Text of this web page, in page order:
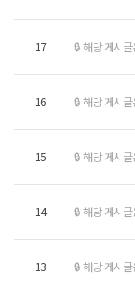
17 🔒 해당 게시
16 🔒 해당 게시
15 🔒 해당 게시
14 🔒 해당 게시
13 🔒 해당 게시